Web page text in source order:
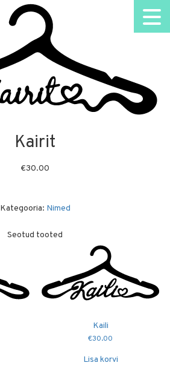
Kairit
€30.00
Kategooria: Nimed
Seotud tooted
Kaili
€30.00
Lisa korvi